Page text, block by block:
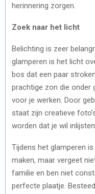
herinnering zorgen.
Zoek naar het licht
Belichting is zeer
glamperen is het licht
bos dat een paar
prachtige zon die onder
voor je werken. Door
staat zijn creatieve
worden dat je wil
Tijdens het glamperen
maken, maar vergeet
familie en ben niet
perfecte plaatje.